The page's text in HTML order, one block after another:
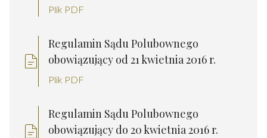
Plik PDF
Regulamin Sądu Polubownego
obowiązujący od 21 kwietnia 2016 r.
Plik PDF
Regulamin Sądu Polubownego
obowiązujący do 20 kwietnia 2016 r.